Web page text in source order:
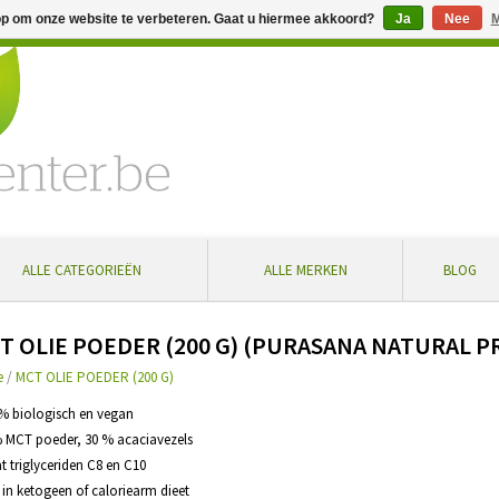
ALLE CATEGORIEËN ALLE MERKEN BLOG
OLIE POEDER (200 G) (PURASANA NATURAL
/MCT OLIE POEDER (200 G)
biologisch en vegan
MCT poeder, 30 % acaciavezels
triglyceriden C8 en C10
ketogeen of caloriearm dieet
om onze website te verbeteren. Gaat u hiermee akkoord? Ja Nee
extra korting bij aankoop vanaf € 100 ... Gratis levering in